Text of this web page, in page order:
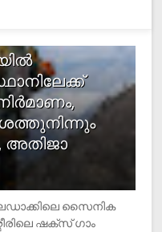
സൈനിക
ഷക്സ് ​ഗാം